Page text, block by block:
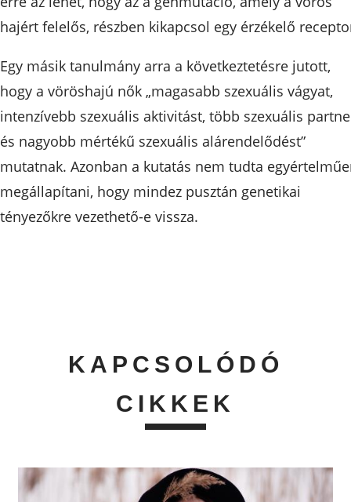
hajért felelős, részben kikapcsol egy érzékelő
Egy másik tanulmány arra a következtetésre jutott,
hogy a vöröshajú nők „magasabb szexuális vágyat,
intenzívebb szexuális aktivitást, több szexuális
és nagyobb mértékű szexuális alárendelődést”
mutatnak. Azonban a kutatás nem tudta
megállapítani, hogy mindez pusztán genetikai
tényezőkre vezethető-e vissza.
KAPCSOLÓDÓ
CIKKEK